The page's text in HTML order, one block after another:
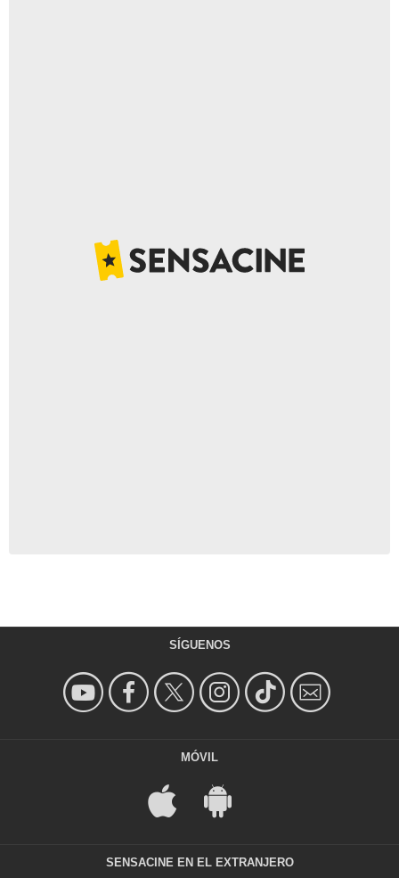
SÍGUENOS
MÓVIL
SENSACINE EN EL EXTRANJERO